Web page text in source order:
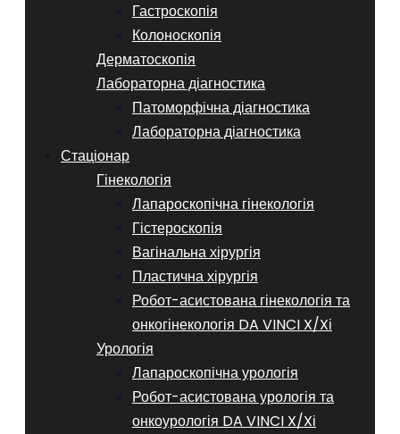
Гастроскопія
Колоноскопія
Дерматоскопія
Лабораторна діагностика
Патоморфічна діагностика
Лабораторна діагностика
Стаціонар
Гінекологія
Лапароскопічна гінекологія
Гістероскопія
Вагінальна хірургія
Пластична хірургія
Робот-асистована гінекологія та
онкогінекологія DA VINCI X/Xі
Урологія
Лапароскопічна урологія
Робот-асистована урологія та
онкоурологія DA VINCI X/Xі